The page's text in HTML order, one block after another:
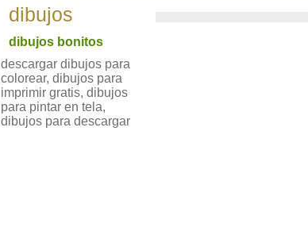
dibujos
dibujos bonitos
descargar dibujos para
colorear, dibujos para
imprimir gratis, dibujos
para pintar en tela,
dibujos para descargar